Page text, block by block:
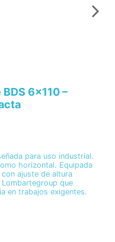
6x110 –
para uso industrial.
horizontal. Equipada
ajuste de altura
que
en trabajos exigentes.